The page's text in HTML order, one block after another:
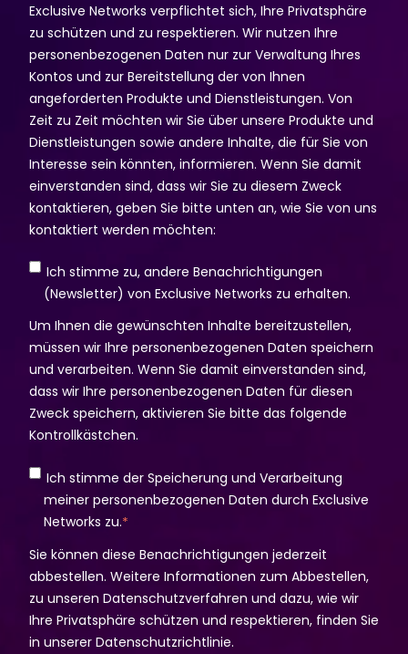
Exclusive Networks verpflichtet sich, Ihre Privatsphäre
zu schützen und zu respektieren. Wir nutzen Ihre
personenbezogenen Daten nur zur Verwaltung Ihres
Kontos und zur Bereitstellung der von Ihnen
angeforderten Produkte und Dienstleistungen. Von
Zeit zu Zeit möchten wir Sie über unsere Produkte und
Dienstleistungen sowie andere Inhalte, die für Sie von
Interesse sein könnten, informieren. Wenn Sie damit
einverstanden sind, dass wir Sie zu diesem Zweck
kontaktieren, geben Sie bitte unten an, wie Sie von uns
kontaktiert werden möchten:
Ich stimme zu, andere Benachrichtigungen
(Newsletter) von Exclusive Networks zu erhalten.
Um Ihnen die gewünschten Inhalte bereitzustellen,
müssen wir Ihre personenbezogenen Daten speichern
und verarbeiten. Wenn Sie damit einverstanden sind,
dass wir Ihre personenbezogenen Daten für diesen
Zweck speichern, aktivieren Sie bitte das folgende
Kontrollkästchen.
Ich stimme der Speicherung und Verarbeitung
meiner personenbezogenen Daten durch Exclusive
Networks zu.*
Sie können diese Benachrichtigungen jederzeit
abbestellen. Weitere Informationen zum Abbestellen,
zu unseren Datenschutzverfahren und dazu, wie wir
Ihre Privatsphäre schützen und respektieren, finden Sie
in unserer Datenschutzrichtlinie.